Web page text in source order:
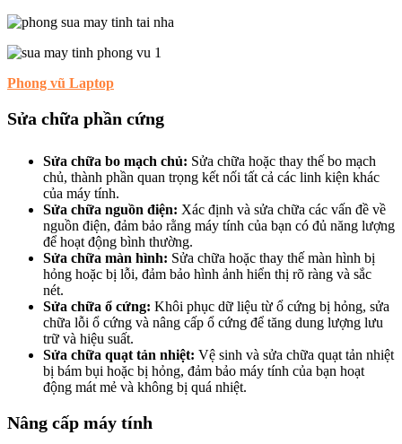
Phong vũ Laptop
Sửa chữa phần cứng
Sửa chữa bo mạch chủ: Sửa chữa hoặc thay thế bo mạch
chủ, thành phần quan trọng kết nối tất cả các linh kiện khác
của máy tính.
Sửa chữa nguồn điện: Xác định và sửa chữa các vấn đề về
nguồn điện, đảm bảo rằng máy tính của bạn có đủ năng lượng
để hoạt động bình thường.
Sửa chữa màn hình: Sửa chữa hoặc thay thế màn hình bị
hỏng hoặc bị lỗi, đảm bảo hình ảnh hiển thị rõ ràng và sắc
nét.
Sửa chữa ổ cứng: Khôi phục dữ liệu từ ổ cứng bị hỏng, sửa
chữa lỗi ổ cứng và nâng cấp ổ cứng để tăng dung lượng lưu
trữ và hiệu suất.
Sửa chữa quạt tản nhiệt: Vệ sinh và sửa chữa quạt tản nhiệt
bị bám bụi hoặc bị hỏng, đảm bảo máy tính của bạn hoạt
động mát mẻ và không bị quá nhiệt.
Nâng cấp máy tính